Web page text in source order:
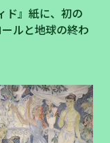
ド』紙に、初の
ルと地球の終わ